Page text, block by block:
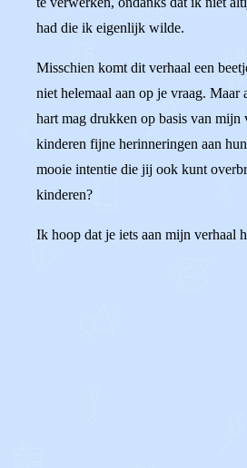
had die ik eigenlijk wilde.
Misschien komt dit verhaal een
niet helemaal aan op je vraag. Maar
hart mag drukken op basis van mijn
kinderen fijne herinneringen aan
mooie intentie die jij ook kunt
kinderen?
Ik hoop dat je iets aan mijn verhaal